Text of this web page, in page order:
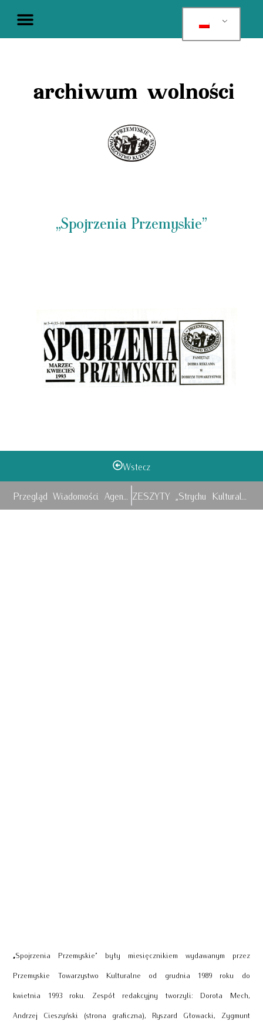
archiwum wolności
„Spojrzenia Przemyskie”
Wstecz
„Spojrzenia Przemyskie” były miesięcznikiem wydawanym przez
Przemyskie Towarzystwo Kulturalne od grudnia 1989 roku do
kwietnia 1993 roku. Zespół redakcyjny tworzyli: Dorota Mech,
Andrzej Cieszyński (strona graficzna), Ryszard Głowacki, Zygmunt